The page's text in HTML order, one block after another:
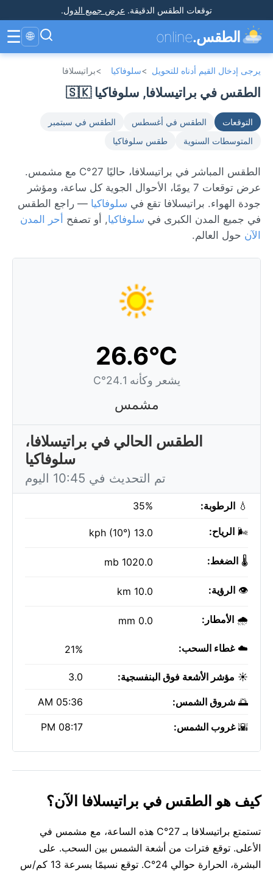
توقعات الطقس الدقيقة. عرض جميع الدول.
الطقس.online
🌐
☰
يرجى إدخال القيم أدناه للتحويل >سلوفاكيا >براتيسلافا
الطقس في براتيسلافا, سلوفاكيا 🇸🇰
التوقعات الطقس في أغسطس
الطقس في سبتمبر
المتوسطات السنوية
طقس سلوفاكيا
الطقس المباشر في براتيسلافا، حاليًا 27°C مع مشمس.
عرض توقعات 7 يومًا، الأحوال الجوية كل ساعة، ومؤشر
جودة الهواء. براتيسلافا تقع في سلوفاكيا — راجع الطقس
في جميع المدن الكبرى في سلوفاكيا, أو تصفح أحر المدن
الآن حول العالم.
26.6°C
يشعر وكأنه 24.1°C
مشمس
الطقس الحالي في براتيسلافا،
سلوفاكيا
تم التحديث في 10:45 اليوم
💧 الرطوبة: 35%
🌬️ الرياح: 13.0 kph (10°)
🌡️ الضغط: 1020.0 mb
👁️ الرؤية: 10.0 km
🌧️ الأمطار: 0.0 mm
☁️غطاء السحب: 21%
☀️ مؤشر الأشعة فوق البنفسجية: 3.0
🌅 شروق الشمس: 05:36 AM
🌇غروب الشمس: 08:17 PM
كيف هو الطقس في براتيسلافا الآن؟
تستمتع براتيسلافا بـ 27°C هذه الساعة، مع مشمس في
الأعلى. توقع فترات من أشعة الشمس بين السحب. على
البشرة، الحرارة حوالي 24°C. توقع نسيمًا بسرعة 13 كم/س